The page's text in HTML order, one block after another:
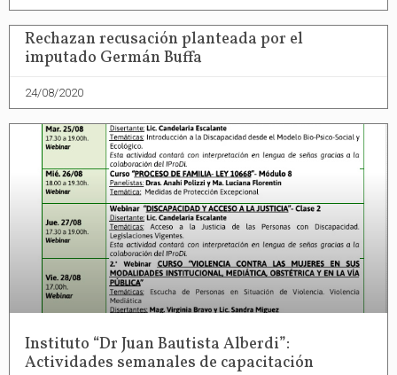
Rechazan recusación planteada por el
imputado Germán Buffa
24/08/2020
Instituto “Dr Juan Bautista Alberdi”:
Actividades semanales de capacitación